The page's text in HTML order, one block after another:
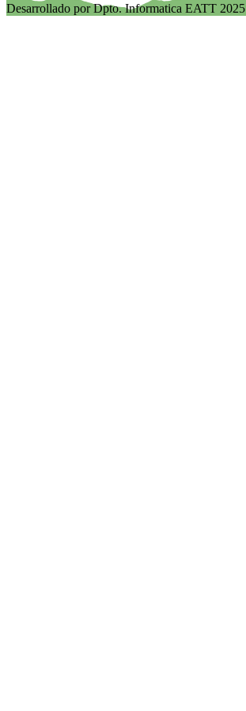
Desarrollado por Dpto. Informatica EATT 2025